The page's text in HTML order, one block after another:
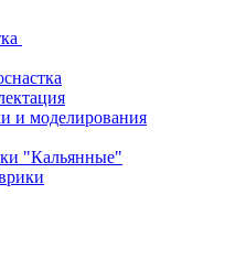
и моделирования
"Кальянные"